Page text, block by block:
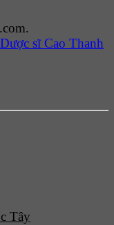
Dược sĩ Cao Thanh
Tây